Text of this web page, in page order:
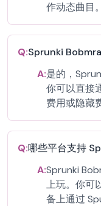
作动态曲目。
Q:Sprunki
A:是的，
你可以直接
费用或隐藏
Q:哪些平台支持
A:Sprunki
上玩。你可
备上通过